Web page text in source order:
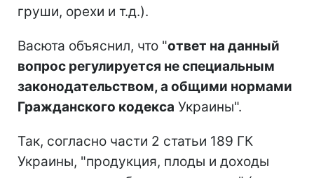
груши, орехи и т.д.).
Васюта объяснил, что "ответ на данный
вопрос регулируется не специальным
законодательством, а общими нормами
Гражданского кодекса Украины".
Так, согласно части 2 статьи 189 ГК
Украины, "продукция, плоды и доходы